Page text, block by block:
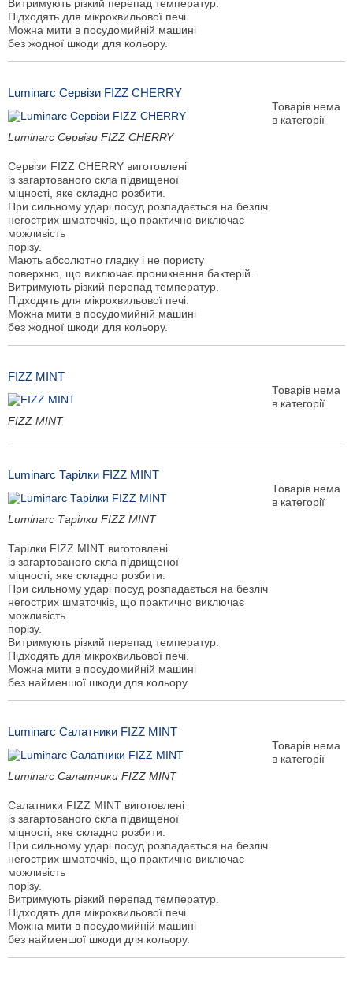
Витримують різкий перепад температур.
Підходять для мікрохвильової печі.
Можна мити в посудомийній машині
без жодної шкоди для кольору.
Luminarc Сервізи FIZZ CHERRY
Luminarc Сервізи FIZZ CHERRY
Сервізи FIZZ CHERRY виготовлені
із загартованого скла підвищеної
міцності, яке складно розбити.
При сильному ударі посуд розпадається на безліч
негострих шматочків, що практично виключає
можливість
порізу.
Мають абсолютно гладку і не пористу
поверхню, що виключає проникнення бактерій.
Витримують різкий перепад температур.
Підходять для мікрохвильової печі.
Можна мити в посудомийній машині
без жодної шкоди для кольору.
Товарів нема
в категорії
FIZZ MINT
FIZZ MINT
Товарів нема
в категорії
Luminarc Тарілки FIZZ MINT
Luminarc Тарілки FIZZ MINT
Тарілки FIZZ MINT виготовлені
із загартованого скла підвищеної
міцності, яке складно розбити.
При сильному ударі посуд розпадається на безліч
негострих шматочків, що практично виключає
можливість
порізу.
Витримують різкий перепад температур.
Підходять для мікрохвильової печі.
Можна мити в посудомийній машині
без найменшої шкоди для кольору.
Товарів нема
в категорії
Luminarc Салатники FIZZ MINT
Luminarc Салатники FIZZ MINT
Салатники FIZZ MINT виготовлені
із загартованого скла підвищеної
міцності, яке складно розбити.
При сильному ударі посуд розпадається на безліч
негострих шматочків, що практично виключає
можливість
порізу.
Витримують різкий перепад температур.
Підходять для мікрохвильової печі.
Можна мити в посудомийній машині
без найменшої шкоди для кольору.
Товарів нема
в категорії